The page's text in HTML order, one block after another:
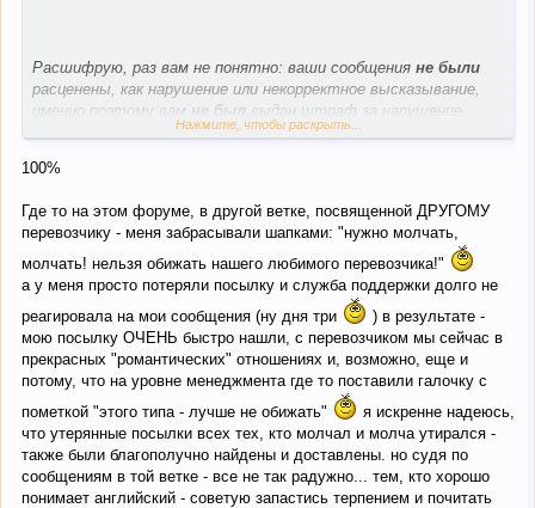
Расшифрую, раз вам не понятно: ваши сообщения не были
расценены, как нарушение или некорректное высказывание,
именно поэтому вам не был выдан штраф за нарушение.
возможного потока оскорблений было мое
Нажмите, чтобы раскрыть...
100%
Где то на этом форуме, в другой ветке, посвященной ДРУГОМУ
перевозчику - меня забрасывали шапками: "нужно молчать,
молчать! нельзя обижать нашего любимого перевозчика!"
а у меня просто потеряли посылку и служба поддержки долго не
реагировала на мои сообщения (ну дня три
) в результате -
мою посылку ОЧЕНЬ быстро нашли, с перевозчиком мы сейчас в
прекрасных "романтических" отношениях и, возможно, еще и
потому, что на уровне менеджмента где то поставили галочку с
пометкой "этого типа - лучше не обижать"
я искренне надеюсь,
что утерянные посылки всех тех, кто молчал и молча утирался -
также были благополучно найдены и доставлены. но судя по
сообщениям в той ветке - все не так радужно... тем, кто хорошо
понимает английский - советую запастись терпением и почитать